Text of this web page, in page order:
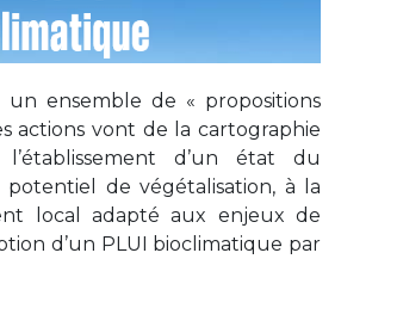
ensemble de « propositions
actions vont de la cartographie
d’un état du
de végétalisation, à la
local adapté aux enjeux de
d’un PLUI bioclimatique par